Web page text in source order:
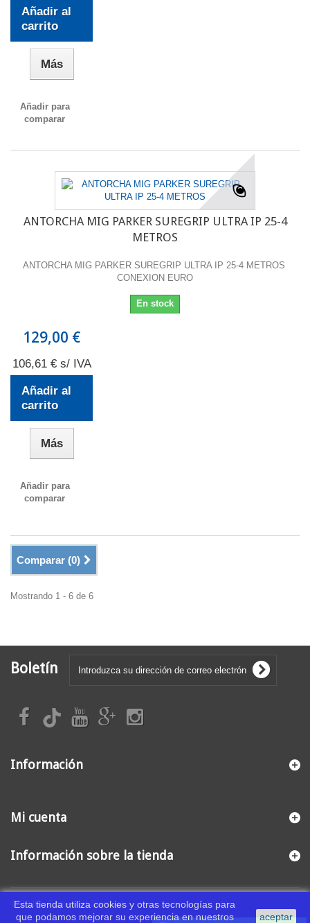
Añadir al
carrito
Más
Añadir para
comparar
ANTORCHA MIG PARKER SUREGRIP ULTRA IP 25-4
METROS
ANTORCHA MIG PARKER SUREGRIP ULTRA IP 25-4 METROS
CONEXION EURO
En stock
129,00 €
106,61 € s/ IVA
Añadir al
carrito
Más
Añadir para
comparar
Comparar (0)
Mostrando 1 - 6 de 6
Boletín
Información
© 2026 - Comercial Distrival
Mi cuenta
Información sobre la tienda
Esta tienda utiliza cookies y otras tecnologías para
que podamos mejorar su experiencia en nuestros
aceptar